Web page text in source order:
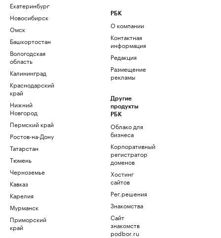
Екатеринбург
Новосибирск
Омск
Башкортостан
Вологодская
область
Калининград
Краснодарский
край
Нижний
Новгород
Пермский край
Ростов-на-Дону
Татарстан
Тюмень
Черноземье
Кавказ
Карелия
Мурманск
Приморский
край
РБК
О компании
Контактная
информация
Редакция
Размещение
рекламы
Другие
продукты
РБК
Облако для
бизнеса
Корпоративный
регистратор
доменов
Хостинг
сайтов
Рег.решения
Знакомства
Сайт
знакомств
podbor.ru